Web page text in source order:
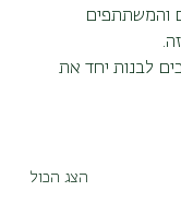
והמשתתפים
לבנות יחד את
הצג הכול